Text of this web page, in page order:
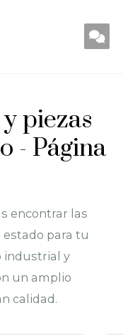
piezas
- Página
encontrar las
estado para tu
industrial y
un amplio
calidad.